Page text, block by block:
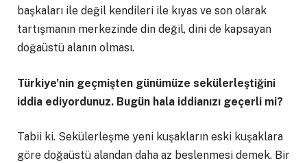
başkaları ile değil kendileri ile kıyas ve son olarak
tartışmanın merkezinde din değil, dini de kapsayan
doğaüstü alanın olması.
Türkiye’nin geçmişten günümüze sekülerleştiğini
iddia ediyordunuz. Bugün hala iddianızı geçerli mi?
Tabii ki. Sekülerleşme yeni kuşakların eski kuşaklara
göre doğaüstü alandan daha az beslenmesi demek. Bir